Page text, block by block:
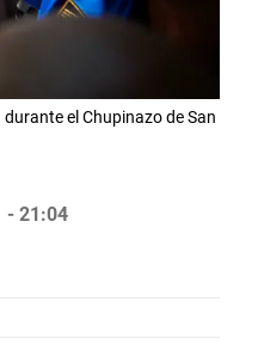
el Chupinazo de San
- 21:04